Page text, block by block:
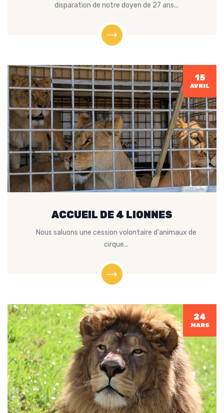
disparation de notre doyen de 27 ans...
15
AVRIL
ACCUEIL DE 4 LIONNES
Nous saluons une cession volontaire d'animaux de
cirque...
24
MARS